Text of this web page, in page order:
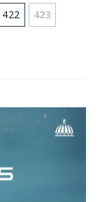
422
423